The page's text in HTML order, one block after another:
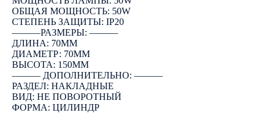
ОБЩАЯ МОЩНОСТЬ: 50W
СТЕПЕНЬ ЗАЩИТЫ: IP20
―――РАЗМЕРЫ: ―――
ДЛИНА: 70ММ
ДИАМЕТР: 70ММ
ВЫСОТА: 150ММ
――― ДОПОЛНИТЕЛЬНО: ―――
РАЗДЕЛ: НАКЛАДНЫЕ
ВИД: НЕ ПОВОРОТНЫЙ
ФОРМА: ЦИЛИНДР